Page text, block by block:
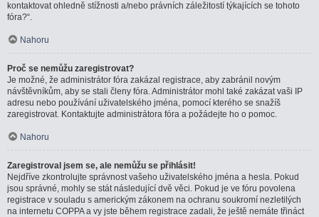
kontaktovat ohledně stížnosti a/nebo právních záležitostí týkajících se tohoto
fóra?“.
Nahoru
Proč se nemůžu zaregistrovat?
Je možné, že administrátor fóra zakázal registrace, aby zabránil novým
návštěvníkům, aby se stali členy fóra. Administrátor mohl také zakázat vaši IP
adresu nebo používání uživatelského jména, pomocí kterého se snažíš
zaregistrovat. Kontaktujte administrátora fóra a požádejte ho o pomoc.
Nahoru
Zaregistroval jsem se, ale nemůžu se přihlásit!
Nejdříve zkontrolujte správnost vašeho uživatelského jména a hesla. Pokud
jsou správné, mohly se stát následující dvě věci. Pokud je ve fóru povolena
registrace v souladu s americkým zákonem na ochranu soukromí nezletilých
na internetu COPPA a vy jste během registrace zadali, že ještě nemáte třináct